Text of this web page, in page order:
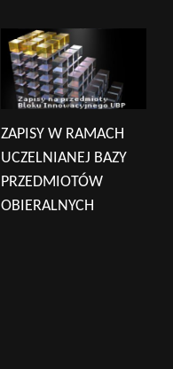
ZAPISY W RAMACH
UCZELNIANEJ BAZY
PRZEDMIOTÓW
OBIERALNYCH